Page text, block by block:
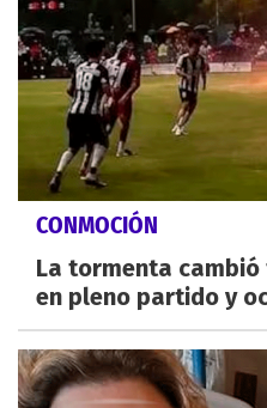
CONMOCIÓN
La tormenta
en pleno partido y